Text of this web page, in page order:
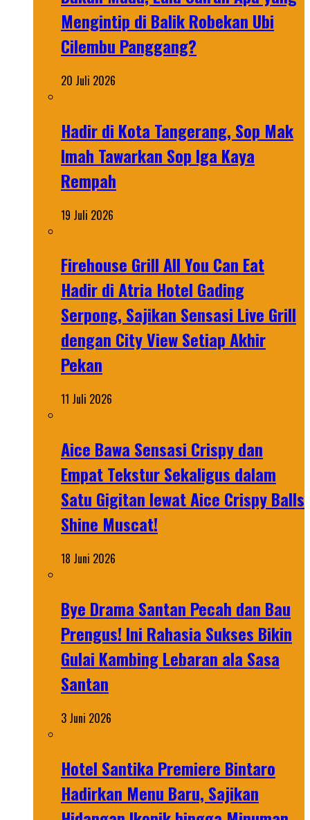
Mengintip di Balik Robekan Ubi
Cilembu Panggang?
20 Juli 2026
Hadir di Kota Tangerang, Sop Mak
Imah Tawarkan Sop Iga Kaya
Rempah
19 Juli 2026
Firehouse Grill All You Can Eat
Hadir di Atria Hotel Gading
Serpong, Sajikan Sensasi Live Grill
dengan City View Setiap Akhir
Pekan
11 Juli 2026
Aice Bawa Sensasi Crispy dan
Empat Tekstur Sekaligus dalam
Satu Gigitan lewat Aice Crispy Balls
Shine Muscat!
18 Juni 2026
Bye Drama Santan Pecah dan Bau
Prengus! Ini Rahasia Sukses Bikin
Gulai Kambing Lebaran ala Sasa
Santan
3 Juni 2026
Hotel Santika Premiere Bintaro
Hadirkan Menu Baru, Sajikan